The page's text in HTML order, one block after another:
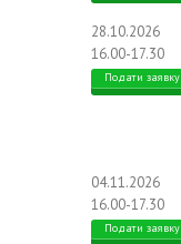
28.10.2026
16.00-17.30
Подати заявку
04.11.2026
16.00-17.30
Подати заявку